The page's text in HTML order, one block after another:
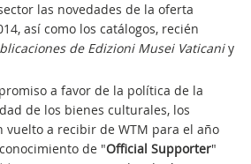
las novedades de la oferta
así como los catálogos, recién
de Edizioni Musei Vaticaniy
a favor de la política de la
de los bienes culturales, los
vuelto a recibir de WTM para el año
de "Official Supporter"